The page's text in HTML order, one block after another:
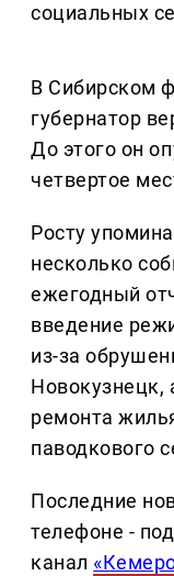
социальных
В Сибирском
губернатор
До этого он
четвертое
Росту
несколько
ежегодный
введение
из-за
Новокузнецк,
ремонта
паводкового
Последние
телефоне -
канал